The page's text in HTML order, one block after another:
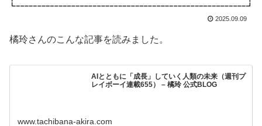
2025.09.09
橘玲さんのこんな記事を読みました。
AIとともに「成長」していく人類の未来（週刊プ
レイボーイ連載655） – 橘玲 公式BLOG
www.tachibana-akira.com